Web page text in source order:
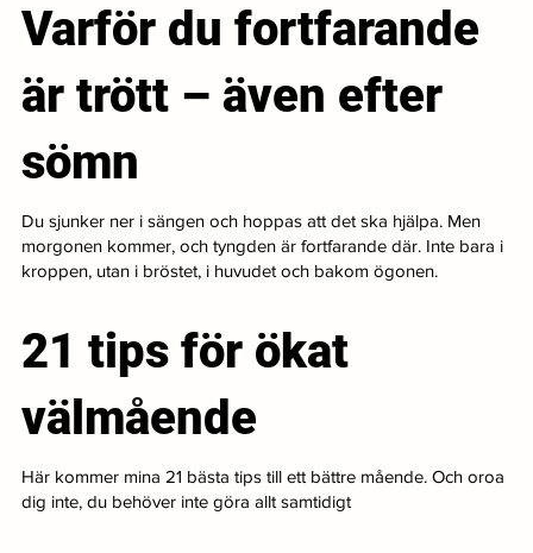
Varför du fortfarande
är trött – även efter
sömn
Du sjunker ner i sängen och hoppas att det ska hjälpa. Men
morgonen kommer, och tyngden är fortfarande där. Inte bara i
kroppen, utan i bröstet, i huvudet och bakom ögonen.
21 tips för ökat
välmående
Här kommer mina 21 bästa tips till ett bättre mående. Och oroa
dig inte, du behöver inte göra allt samtidigt